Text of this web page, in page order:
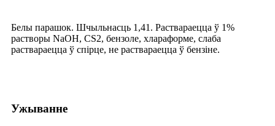
Белы парашок. Шчыльнасць 1,41. Раствараецца ў 1%
растворы NaOH, CS2, бензоле, хлараформе, слаба
раствараецца ў спірце, не раствараецца ў бензіне.
Ужыванне